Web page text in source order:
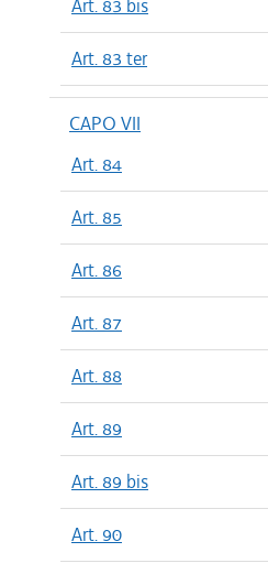
Art. 83 bis
Art. 83 ter
CAPO VII
Art. 84
Art. 85
Art. 86
Art. 87
Art. 88
Art. 89
Art. 89 bis
Art. 90